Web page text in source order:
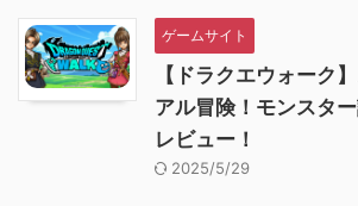
ゲームサイト
【ドラクエウォーク
アル冒険！モンスタ
レビュー！
2025/5/29